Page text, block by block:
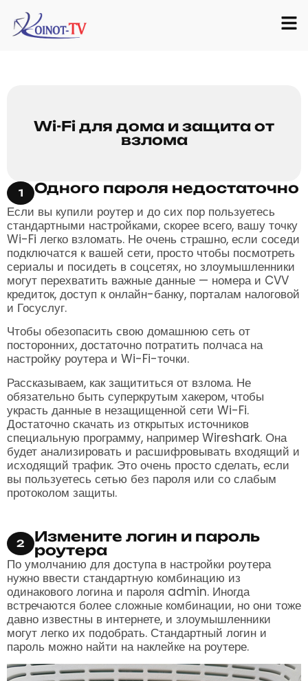
Wi-Fi для дома и защита от
взлома
1 Одного пароля недостаточно
Если вы купили роутер и до сих пор пользуетесь
стандартными настройками, скорее всего, вашу точку
Wi-Fi легко взломать. Не очень страшно, если соседи
подключатся к вашей сети, просто чтобы посмотреть
сериалы и посидеть в соцсетях, но злоумышленники
могут перехватить важные данные — номера и CVV
кредиток, доступ к онлайн-банку, порталам налоговой
и Госуслуг.
Чтобы обезопасить свою домашнюю сеть от
посторонних, достаточно потратить полчаса на
настройку роутера и Wi-Fi-точки.
Рассказываем, как защититься от взлома. Не
обязательно быть суперкрутым хакером, чтобы
украсть данные в незащищенной сети Wi-Fi.
Достаточно скачать из открытых источников
специальную программу, например Wireshark. Она
будет анализировать и расшифровывать входящий и
исходящий трафик. Это очень просто сделать, если
вы пользуетесь сетью без пароля или со слабым
протоколом защиты.
2
Измените логин и пароль
роутера
По умолчанию для доступа в настройки роутера
нужно ввести стандартную комбинацию из
одинакового логина и пароля admin. Иногда
встречаются более сложные комбинации, но они тоже
давно известны в интернете, и злоумышленники
могут легко их подобрать. Стандартный логин и
пароль можно найти на наклейке на роутере.